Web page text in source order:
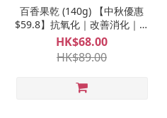
百香果乾 (140g) 【中秋優惠
$59.8】抗氧化｜改善消化｜提
升免疫力 (每兩 $18.36)
HK$68.00
HK$89.00